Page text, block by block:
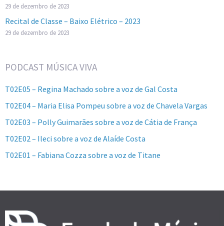
29 de dezembro de 2023
Recital de Classe – Baixo Elétrico – 2023
29 de dezembro de 2023
PODCAST MÚSICA VIVA
T02E05 – Regina Machado sobre a voz de Gal Costa
T02E04 – Maria Elisa Pompeu sobre a voz de Chavela Vargas
T02E03 – Polly Guimarães sobre a voz de Cátia de França
T02E02 – Ileci sobre a voz de Alaíde Costa
T02E01 – Fabiana Cozza sobre a voz de Titane